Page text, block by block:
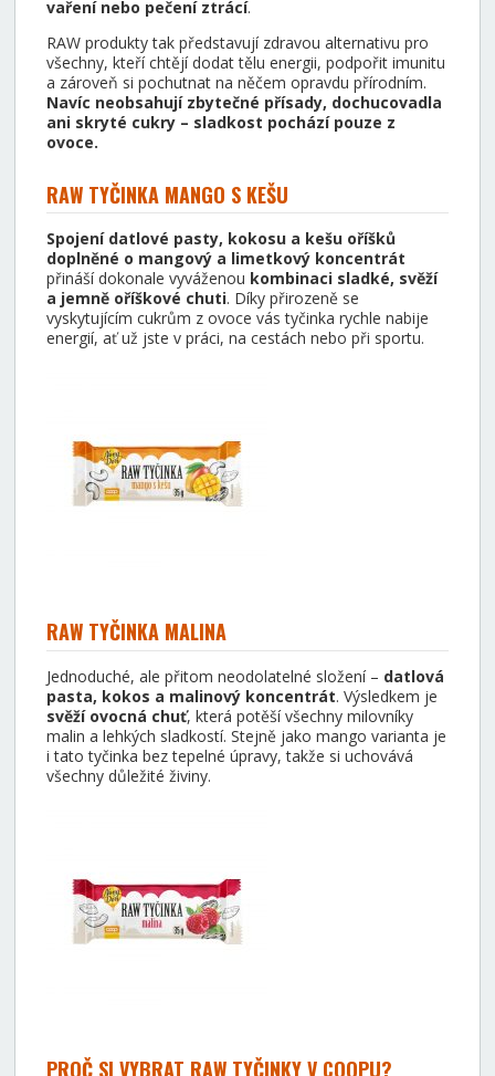
vaření nebo pečení ztrácí.
RAW produkty tak představují zdravou alternativu pro
všechny, kteří chtějí dodat tělu energii, podpořit imunitu
a zároveň si pochutnat na něčem opravdu přírodním.
Navíc neobsahují zbytečné přísady, dochucovadla
ani skryté cukry – sladkost pochází pouze z
ovoce.
RAW TYČINKA MANGO S KEŠU
Spojení datlové pasty, kokosu a kešu oříšků
doplněné o mangový a limetkový koncentrát
přináší dokonale vyváženou kombinaci sladké, svěží
a jemně oříškové chuti. Díky přirozeně se
vyskytujícím cukrům z ovoce vás tyčinka rychle nabije
energií, ať už jste v práci, na cestách nebo při sportu.
RAW TYČINKA MALINA
Jednoduché, ale přitom neodolatelné složení – datlová
pasta, kokos a malinový koncentrát. Výsledkem je
svěží ovocná chuť, která potěší všechny milovníky
malin a lehkých sladkostí. Stejně jako mango varianta je
i tato tyčinka bez tepelné úpravy, takže si uchovává
všechny důležité živiny.
PROČ SI VYBRAT RAW TYČINKY V COOPU?